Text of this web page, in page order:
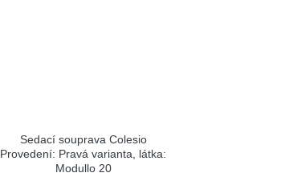
Sedací souprava Colesio
Provedení: Pravá varianta, látka:
Modullo 20